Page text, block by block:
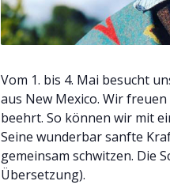
Vom 1. bis 4. Mai besucht
aus New Mexico. Wir
beehrt. So können wir mit
Seine wunderbar sanfte
gemeinsam schwitzen. Die
Übersetzung).